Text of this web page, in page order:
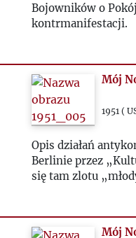
Bojowników o
kontrmanifestacji.
Mój
1951 (
Opis działań
Berlinie przez
się tam zlotu
Mój